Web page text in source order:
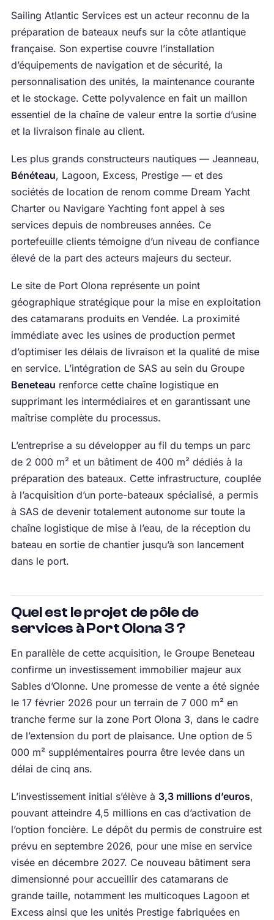
Sailing Atlantic Services est un acteur reconnu de la
préparation de bateaux neufs sur la côte atlantique
française. Son expertise couvre l’installation
d’équipements de navigation et de sécurité, la
personnalisation des unités, la maintenance courante
et le stockage. Cette polyvalence en fait un maillon
essentiel de la chaîne de valeur entre la sortie d’usine
et la livraison finale au client.
Les plus grands constructeurs nautiques — Jeanneau,
Bénéteau, Lagoon, Excess, Prestige — et des
sociétés de location de renom comme Dream Yacht
Charter ou Navigare Yachting font appel à ses
services depuis de nombreuses années. Ce
portefeuille clients témoigne d’un niveau de confiance
élevé de la part des acteurs majeurs du secteur.
Le site de Port Olona représente un point
géographique stratégique pour la mise en exploitation
des catamarans produits en Vendée. La proximité
immédiate avec les usines de production permet
d’optimiser les délais de livraison et la qualité de mise
en service. L’intégration de SAS au sein du Groupe
Beneteau renforce cette chaîne logistique en
supprimant les intermédiaires et en garantissant une
maîtrise complète du processus.
L’entreprise a su développer au fil du temps un parc
de 2 000 m² et un bâtiment de 400 m² dédiés à la
préparation des bateaux. Cette infrastructure, couplée
à l’acquisition d’un porte-bateaux spécialisé, a permis
à SAS de devenir totalement autonome sur toute la
chaîne logistique de mise à l’eau, de la réception du
bateau en sortie de chantier jusqu’à son lancement
dans le port.
Quel est le projet de pôle de
services à Port Olona 3 ?
En parallèle de cette acquisition, le Groupe Beneteau
confirme un investissement immobilier majeur aux
Sables d’Olonne. Une promesse de vente a été signée
le 17 février 2026 pour un terrain de 7 000 m² en
tranche ferme sur la zone Port Olona 3, dans le cadre
de l’extension du port de plaisance. Une option de 5
000 m² supplémentaires pourra être levée dans un
délai de cinq ans.
L’investissement initial s’élève à 3,3 millions d’euros,
pouvant atteindre 4,5 millions en cas d’activation de
l’option foncière. Le dépôt du permis de construire est
prévu en septembre 2026, pour une mise en service
visée en décembre 2027. Ce nouveau bâtiment sera
dimensionné pour accueillir des catamarans de
grande taille, notamment les multicoques Lagoon et
Excess ainsi que les unités Prestige fabriquées en